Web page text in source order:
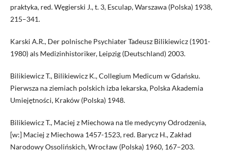
praktyka, red. Węgierski J., t. 3, Esculap, Warszawa (Polska) 1938,
215–341.
Karski A.R., Der polnische Psychiater Tadeusz Bilikiewicz (1901-
1980) als Medizinhistoriker, Leipzig (Deutschland) 2003.
Bilikiewicz T., Bilikiewicz K., Collegium Medicum w Gdańsku.
Pierwsza na ziemiach polskich izba lekarska, Polska Akademia
Umiejętności, Kraków (Polska) 1948.
Bilikiewicz T., Maciej z Miechowa na tle medycyny Odrodzenia,
[w:] Maciej z Miechowa 1457-1523, red. Barycz H., Zakład
Narodowy Ossolińskich, Wrocław (Polska) 1960, 167–203.